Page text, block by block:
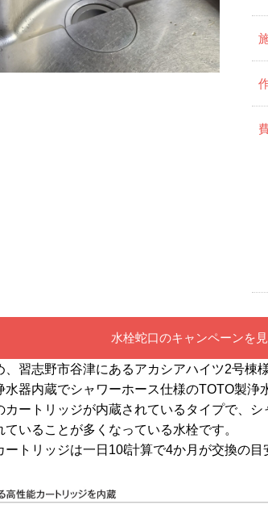
水栓蛇口のキャンペーンを
、習志野市谷津にあるアカシアハイツ2号棟
水器内蔵でシャワーホース仕様のTOTO製浄
カートリッジが内蔵されているタイプで、
いることが多くなっている水栓です。
トリッジは一日10ℓ計算で4か月が交換の目